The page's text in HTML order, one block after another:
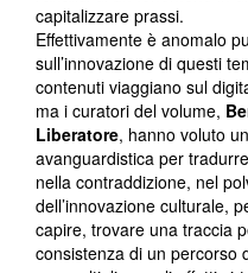
capitalizzare prassi.
Effettivamente è anomalo
sull’innovazione di questi
contenuti viaggiano sul
ma i curatori del volume,
Liberatore, hanno voluto un
avanguardistica per
nella contraddizione, nel
dell’innovazione culturale,
capire, trovare una traccia
consistenza di un percorso